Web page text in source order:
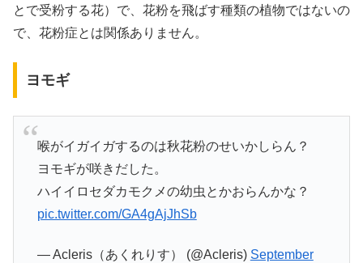
とで受粉する花）で、花粉を飛ばす種類の植物ではないの
で、花粉症とは関係ありません。
ヨモギ
喉がイガイガするのは秋花粉のせいかしらん？
ヨモギが咲きだした。
ハイイロセダカモクメの幼虫とかおらんかな？
pic.twitter.com/GA4gAjJhSb
— Acleris（あくれりす） (@Acleris) September